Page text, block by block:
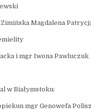
Magdalena
i mgr Iwona Pawluczuk
w Białymstoku:
mgr Genowefa